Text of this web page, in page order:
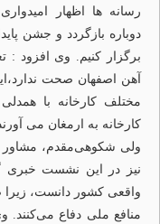
رسانه ‌ها اظهار
دوباره بازگردد و جشن
برگزار کنیم. وی افزود :
آهن اصفهان صحت
مختلف کارخانه با
کارخانه به ارمغان می
ولی شکوهی‌مقدم، مشاور
نیز در این نشست خبری
واقعی کشور دانست، زیرا
منافع ملی دفاع می‌کنند.